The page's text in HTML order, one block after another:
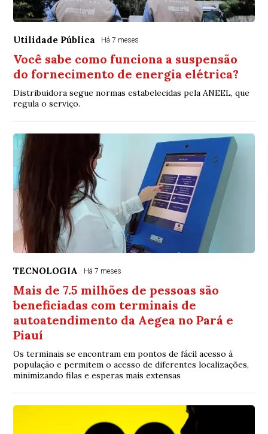
Utilidade Pública Há 7 meses
Você sabe como funciona a suspensão
do fornecimento de energia elétrica?
Distribuidora segue normas estabelecidas pela ANEEL, que
regula o serviço.
TECNOLOGIA Há 7 meses
Mais de 7.5 milhões de pessoas são
beneficiadas com terminais de
autoatendimento da Aegea no Pará e
Piauí
Os terminais se encontram em pontos de fácil acesso à
população e permitem o acesso de diferentes localizações,
minimizando filas e esperas mais extensas